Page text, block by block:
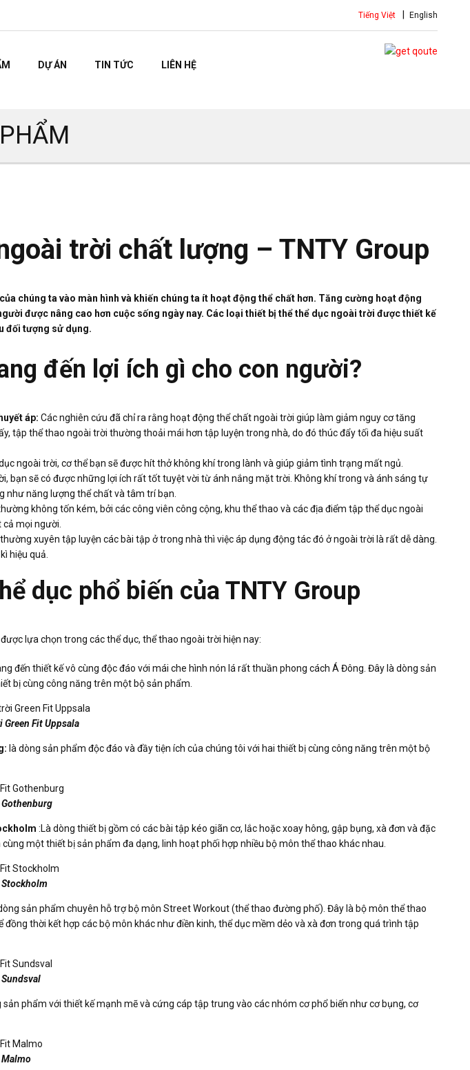
Tiếng Việt English
DỰ ÁN TIN TỨC LIÊN HỆ
trời chất lượng – TNTY Group
chúng ta vào màn hình và khiến chúng ta ít hoạt động thể chất hơn. Tăng cường hoạt động
được nâng cao hơn cuộc sống ngày nay. Các loại thiết bị thể thể dục ngoài trời được thiết kế
đối tượng sử dụng.
đến lợi ích gì cho con người?
áp: Các nghiên cứu đã chỉ ra rằng hoạt động thể chất ngoài trời giúp làm giảm nguy cơ tăng
tập thể thao ngoài trời thường thoải mái hơn tập luyện trong nhà, do đó thúc đẩy tối đa hiệu suất
ngoài trời, cơ thể bạn sẽ được hít thở không khí trong lành và giúp giảm tình trạng mất ngủ.
bạn sẽ có được những lợi ích rất tốt tuyệt vời từ ánh nắng mặt trời. Không khí trong và ánh sáng tự
như năng lượng thể chất và tâm trí bạn.
không tốn kém, bởi các công viên công cộng, khu thể thao và các địa điểm tập thể dục ngoài
mọi người.
xuyên tập luyện các bài tập ở trong nhà thì việc áp dụng động tác đó ở ngoài trời là rất dễ dàng.
hiệu quả.
dục phổ biến của TNTY Group
lựa chọn trong các thể dục, thể thao ngoài trời hiện nay:
đến thiết kế vô cùng độc đáo với mái che hình nón lá rất thuần phong cách Á Đông. Đây là dòng sản
bị cùng công năng trên một bộ sản phẩm.
Fit Uppsala
là dòng sản phẩm độc đáo và đầy tiện ích của chúng tôi với hai thiết bị cùng công năng trên một bộ
:Là dòng thiết bị gồm có các bài tập kéo giãn cơ, lắc hoặc xoay hông, gập bụng, xà đơn và đặc
một thiết bị sản phẩm đa dạng, linh hoạt phối hợp nhiều bộ môn thể thao khác nhau.
Stockholm
sản phẩm chuyên hỗ trợ bộ môn Street Workout (thể thao đường phố). Đây là bộ môn thể thao
thời kết hợp các bộ môn khác như điền kinh, thể dục mềm dẻo và xà đơn trong quá trình tập
sản phẩm với thiết kế mạnh mẽ và cứng cáp tập trung vào các nhóm cơ phổ biến như cơ bụng, cơ
Malmo